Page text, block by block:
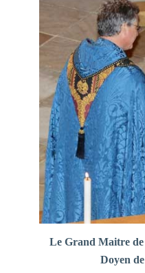
Le Grand Maitre
Doyen